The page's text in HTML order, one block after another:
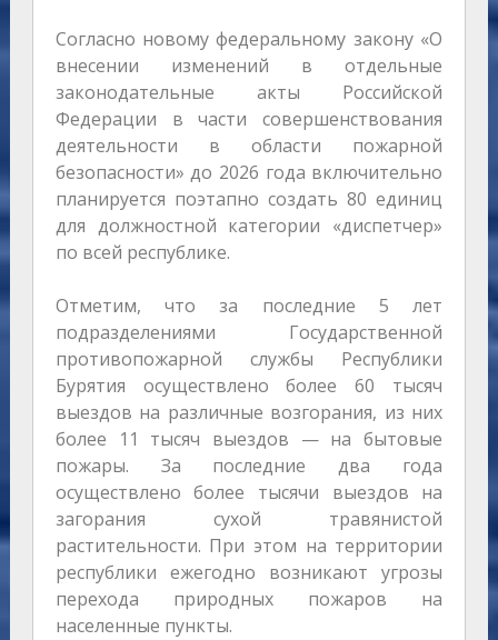
Согласно новому федеральному закону «О
внесении изменений в отдельные
законодательные акты Российской
Федерации в части совершенствования
деятельности в области пожарной
безопасности» до 2026 года включительно
планируется поэтапно создать 80 единиц
для должностной категории «диспетчер»
по всей республике.
Отметим, что за последние 5 лет
подразделениями Государственной
противопожарной службы Республики
Бурятия осуществлено более 60 тысяч
выездов на различные возгорания, из них
более 11 тысяч выездов — на бытовые
пожары. За последние два года
осуществлено более тысячи выездов на
загорания сухой травянистой
растительности. При этом на территории
республики ежегодно возникают угрозы
перехода природных пожаров на
населенные пункты.